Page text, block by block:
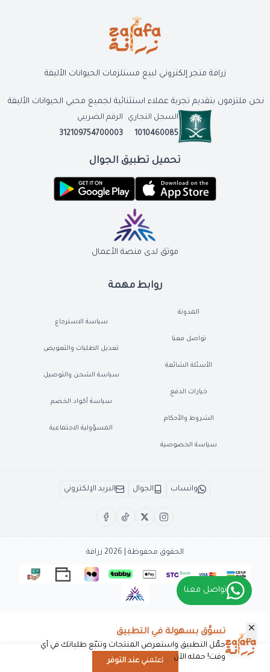
اعلمني عند التوفر
روابط مهمة
المدونة
تواصل معنا
الأسئلة الشائعة
خيارات الدفع
الشروط والأحكام
سياسة الخصوصية
سياسة الاسترجاع
تعديل الطلبات والتعويض
سياسة الشحن والتوصيل
سياسة أكواد الخصم
المسؤولية الاجتماعية
زرافة متجر إلكتروني لبيع مستلزمات الحيوانات الأليفة
نحن ملتزمون بتقديم تجربة عملاء استثنائية لجميع محبي الحيوانات الأليفة
السجل التجاري
1010460085
الرقم الضريبي
312109754700003
تحميل تطبيق الجوال
موثق لدى منصة الأعمال
واتساب الجوال البريد الإلكتروني
الحقوق محفوظة | 2026 زرافة
تواصل معنا
تسوَّق بسهولة في التطبيق
حمِّل التطبيق واستعرض المنتجات وتتبّع طلباتك في أي
وقت! حمله الآن
حمله الآن